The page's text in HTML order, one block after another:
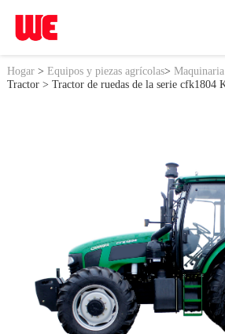
Hogar> Equipos y piezas agrícolas>
Tractor> Tractor de ruedas de la serie cfk1804